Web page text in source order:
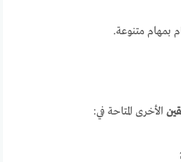
بمهام متنوعة.
الأخرى المتاحة في: